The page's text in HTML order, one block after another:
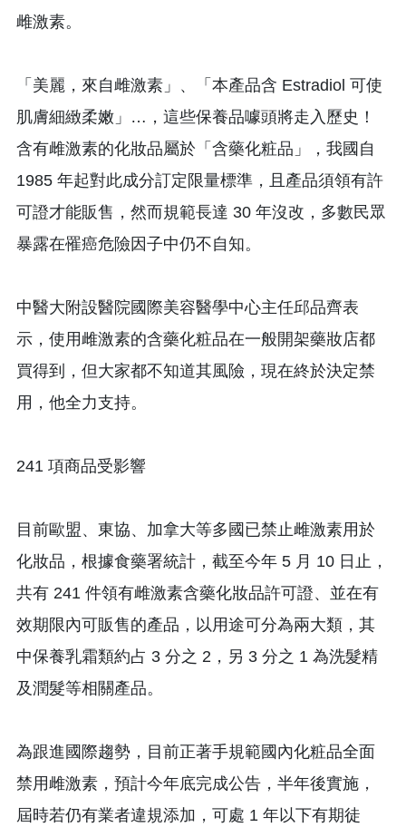
雌激素。
「美麗，來自雌激素」、「本產品含 Estradiol 可使
肌膚細緻柔嫩」…，這些保養品噱頭將走入歷史！
含有雌激素的化妝品屬於「含藥化粧品」，我國自
1985 年起對此成分訂定限量標準，且產品須領有許
可證才能販售，然而規範長達 30 年沒改，多數民眾
暴露在罹癌危險因子中仍不自知。
中醫大附設醫院國際美容醫學中心主任邱品齊表
示，使用雌激素的含藥化粧品在一般開架藥妝店都
買得到，但大家都不知道其風險，現在終於決定禁
用，他全力支持。
241 項商品受影響
目前歐盟、東協、加拿大等多國已禁止雌激素用於
化妝品，根據食藥署統計，截至今年 5 月 10 日止，
共有 241 件領有雌激素含藥化妝品許可證、並在有
效期限內可販售的產品，以用途可分為兩大類，其
中保養乳霜類約占 3 分之 2，另 3 分之 1 為洗髮精
及潤髮等相關產品。
為跟進國際趨勢，目前正著手規範國內化粧品全面
禁用雌激素，預計今年底完成公告，半年後實施，
屆時若仍有業者違規添加，可處 1 年以下有期徒